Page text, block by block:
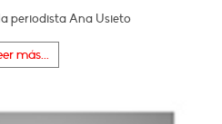
periodista Ana Usieto
más...